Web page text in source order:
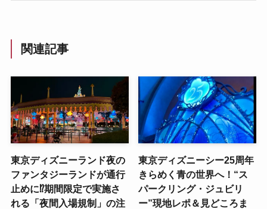
関連記事
東京ディズニーランド夜の
ファンタジーランドが通行
止めに⁉︎期間限定で実施さ
れる「夜間入場規制」の注
東京ディズニーシー25周年
きらめく青の世界へ！“ス
パークリング・ジュビリ
ー”現地レポ＆見どころま